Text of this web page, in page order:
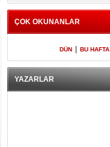
ÇOK OKUNANLAR
DÜN BU HAFTA
YAZARLAR